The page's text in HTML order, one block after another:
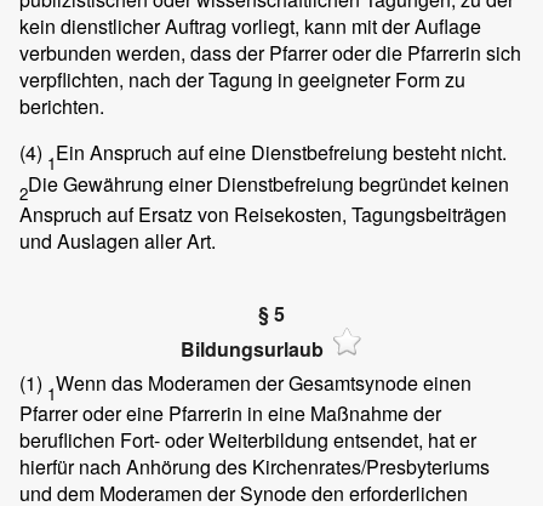
kein dienstlicher Auftrag vorliegt, kann mit der Auflage
verbunden werden, dass der Pfarrer oder die Pfarrerin sich
verpflichten, nach der Tagung in geeigneter Form zu
berichten.
(4) 1Ein Anspruch auf eine Dienstbefreiung besteht nicht.
2Die Gewährung einer Dienstbefreiung begründet keinen
Anspruch auf Ersatz von Reisekosten, Tagungsbeiträgen
und Auslagen aller Art.
§ 5
Bildungsurlaub
(1) 1Wenn das Moderamen der Gesamtsynode einen
Pfarrer oder eine Pfarrerin in eine Maßnahme der
beruflichen Fort- oder Weiterbildung entsendet, hat er
hierfür nach Anhörung des Kirchenrates/Presbyteriums
und dem Moderamen der Synode den erforderlichen